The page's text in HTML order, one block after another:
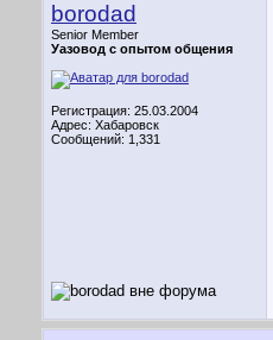
borodad
Senior Member
Уазовод с опытом общения
Регистрация: 25.03.2004
Адрес: Хабаровск
Сообщений: 1,331